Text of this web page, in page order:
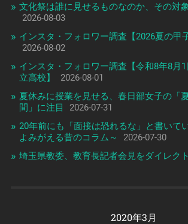
文化祭は誰に見せるものなのか、その対
2026-08-03
インスタ・フォロワー調査【2026夏の甲
2026-08-02
インスタ・フォロワー調査【令和8年8
立高校】
2026-08-01
夏休みに授業を見せる、春日部女子の「
間」に注目
2026-07-31
20年前にも「面接は恐れるな」と書いて
よみがえる昔のコラム～
2026-07-30
埼玉県教委、教育長記者会見をダイレク
2020年3月